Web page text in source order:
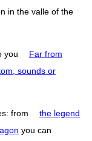
in the valle of the
you
Far from
sounds or
from
the legend
you can